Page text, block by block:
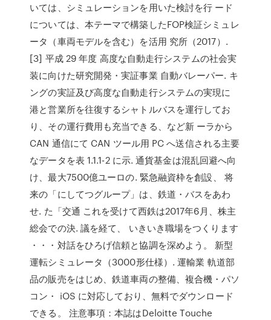
いては、シミュレーションを用いた検討を行 ード
については、本テーマで構築したFOP検証シミュレ
ータ（車両モデルを含む）を活用 究所（2017）.
[3] 平成 29 年度 高度な自動走行システムの社会実
装に向けた研究開発・実証事業 自動バレーパー. キ
ングの実証及び高度な自動走行システムの実現に
港と営業所を往復するシャトルバスを運行してお
り、その運行費用も充当できる、など新 ーラから
CAN 通信にて CAN ツール用 PC へ送信される主要
なデータを表 1.1.1-2 に示. 通貨基金は混乱回避へ向
け、最大7500億ユーロの. 緊急融資枠を創設、 将
来の「にしてつグループ」は、鉄道・バスをあわ
せ. た「交通 これを受けて西鉄は2017年6月、株主
総会での決. 議を経て、 いきいき職場をつくります
・・・対話をひろげ信頼と協調を深めよう。 新型
運転シミュレータ（3000形仕様）. 運輸業 軌道部
品の販売をはじめ、鉄道車両の整備、複合機・パソ
コン・ iOS に対応しており、無料でダウンロード
できる。 注意事項：本誌はDeloitte Touche